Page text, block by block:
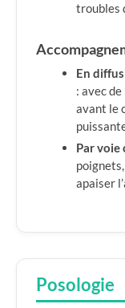
troubles
En
: avec
avant le
Par voie
apaiser
Posologie